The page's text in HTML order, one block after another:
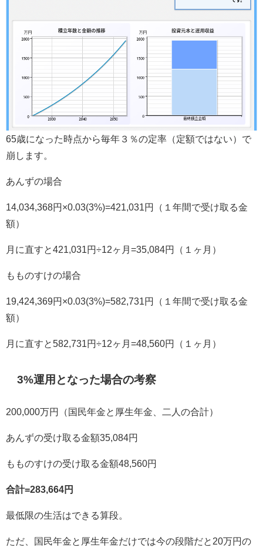
65歳になった時点から毎年３％の定率（定額ではない）で
崩します。
あんずの場合
14,034,368円×0.03(3%)=421,031円（１年間で受け取る金
額）
月に直すと421,031円÷12ヶ月=35,084円（１ヶ月）
もものすけの場合
19,424,369円×0.03(3%)=582,731円（１年間で受け取る金
額）
月に直すと582,731円÷12ヶ月=48,560円（１ヶ月）
3%運用となった場合の考察
200,000万円（国民年金と厚生年金、二人の合計）
あんずの受け取る金額35,084円
もものすけの受け取る金額48,560円
合計=283,664円
最低限の生活はできる算段。
ただ、国民年金と厚生年金だけでは今の段階だと20万円の